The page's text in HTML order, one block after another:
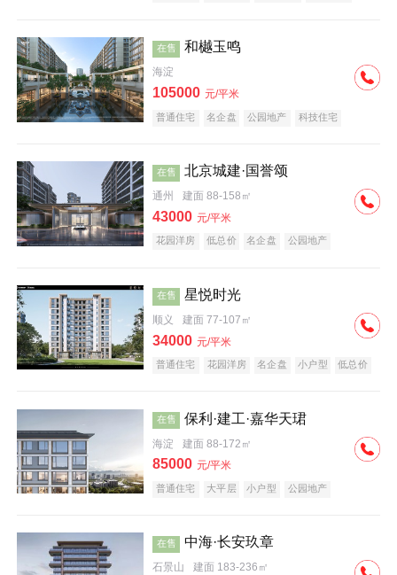
在售 和樾玉鸣
海淀
105000 元/平米
普通住宅 名企盘 公园地产 科技住宅
在售 北京城建·国誉颂
通州 建面 88-158㎡
43000 元/平米
花园洋房 低总价 名企盘 公园地产
在售 星悦时光
顺义 建面 77-107㎡
34000 元/平米
普通住宅 花园洋房 名企盘 小户型 低总价
在售 保利·建工·嘉华天珺
海淀 建面 88-172㎡
85000 元/平米
普通住宅 大平层 小户型
公园地产
在售 中海·长安玖章
石景山 建面 183-236㎡